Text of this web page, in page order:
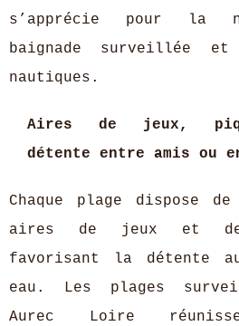
s’apprécie pour la
baignade surveillée
nautiques.
Aires de jeux,
détente entre amis ou
Chaque plage dispose
aires de jeux et de
favorisant la détente
eau. Les plages
Aurec Loire